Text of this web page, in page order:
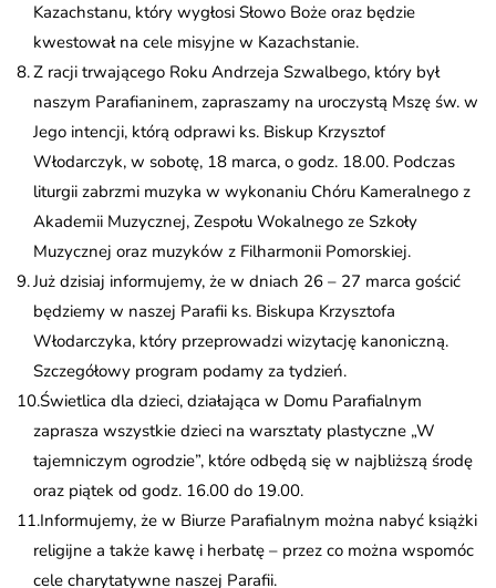
Kazachstanu, który wygłosi Słowo Boże oraz będzie
kwestował na cele misyjne w Kazachstanie.
Z racji trwającego Roku Andrzeja Szwalbego, który był
naszym Parafianinem, zapraszamy na uroczystą Mszę św. w
Jego intencji, którą odprawi ks. Biskup Krzysztof
Włodarczyk, w sobotę, 18 marca, o godz. 18.00. Podczas
liturgii zabrzmi muzyka w wykonaniu Chóru Kameralnego z
Akademii Muzycznej, Zespołu Wokalnego ze Szkoły
Muzycznej oraz muzyków z Filharmonii Pomorskiej.
Już dzisiaj informujemy, że w dniach 26 – 27 marca gościć
będziemy w naszej Parafii ks. Biskupa Krzysztofa
Włodarczyka, który przeprowadzi wizytację kanoniczną.
Szczegółowy program podamy za tydzień.
Świetlica dla dzieci, działająca w Domu Parafialnym
zaprasza wszystkie dzieci na warsztaty plastyczne „W
tajemniczym ogrodzie”, które odbędą się w najbliższą środę
oraz piątek od godz. 16.00 do 19.00.
Informujemy, że w Biurze Parafialnym można nabyć książki
religijne a także kawę i herbatę – przez co można wspomóc
cele charytatywne naszej Parafii.